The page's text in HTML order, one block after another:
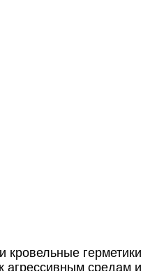
кровельные герметики
агрессивным средам и